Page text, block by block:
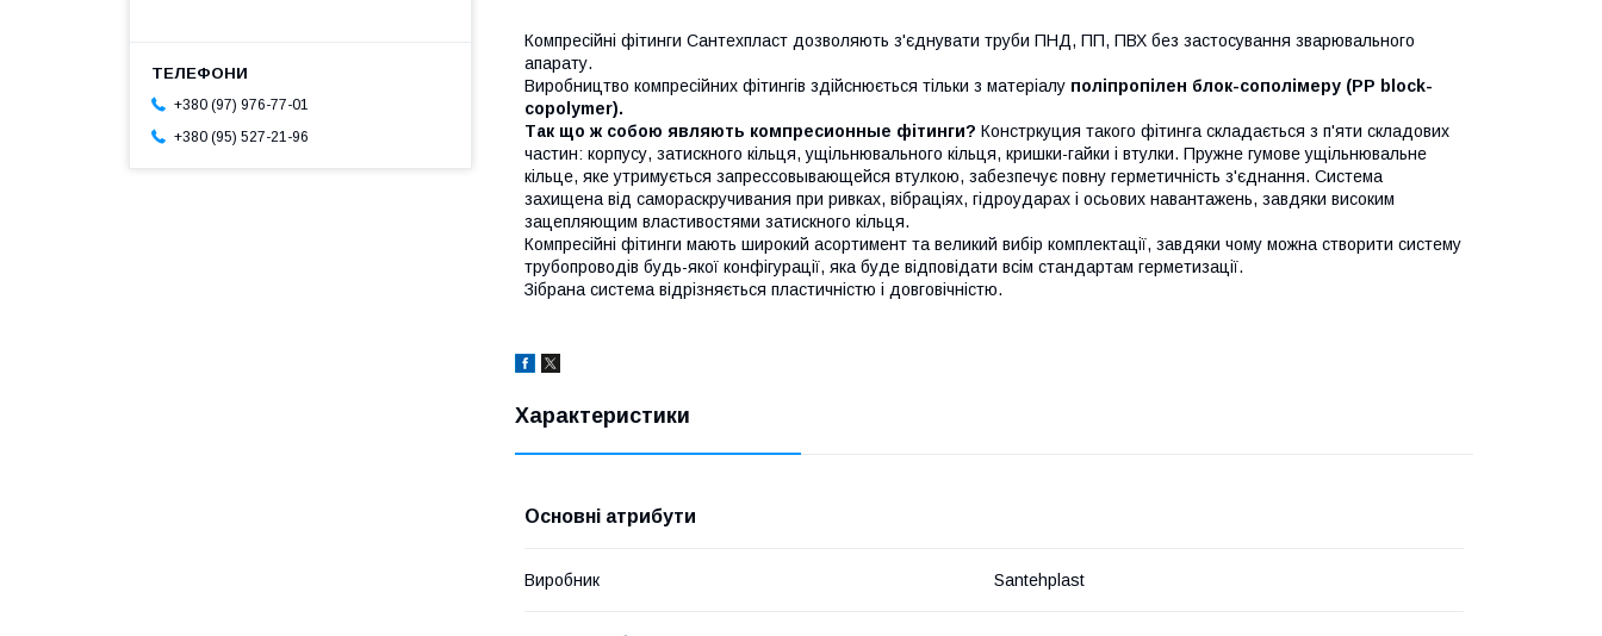
Компресійні фітинги Сантехпласт дозволяють з'єднувати труби ПНД, ПП, ПВХ без застосування зварювального
апарату.
Виробництво компресійних фітингів здійснюється тільки з матеріалу поліпропілен блок-сополімеру (PP block-
copolymer).
Так що ж собою являють компресионные фітинги? Констркуция такого фітинга складається з п'яти складових
частин: корпусу, затискного кільця, ущільнювального кільця, кришки-гайки і втулки. Пружне гумове ущільнювальне
кільце, яке утримується запрессовывающейся втулкою, забезпечує повну герметичність з'єднання. Система
захищена від самораскручивания при ривках, вібраціях, гідроударах і осьових навантажень, завдяки високим
зацепляющим властивостями затискного кільця.
Компресійні фітинги мають широкий асортимент та великий вибір комплектації, завдяки чому можна створити систему
трубопроводів будь-якої конфігурації, яка буде відповідати всім стандартам герметизації.
Зібрана система відрізняється пластичністю і довговічністю.
Характеристики
Основні атрибути
Виробник Santehplast
+380 (97) 976-77-01
+380 (95) 527-21-96